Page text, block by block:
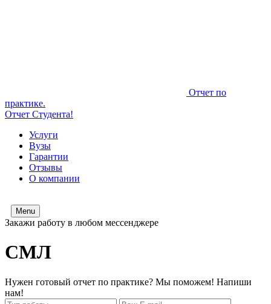
Отчет по
практике.
Отчет Студента!
Услуги
Вузы
Гарантии
Отзывы
О компании
Menu
Закажи работу в любом мессенджере
СМЛ
Нужен готовый отчет по практике? Мы поможем! Напиши
нам!